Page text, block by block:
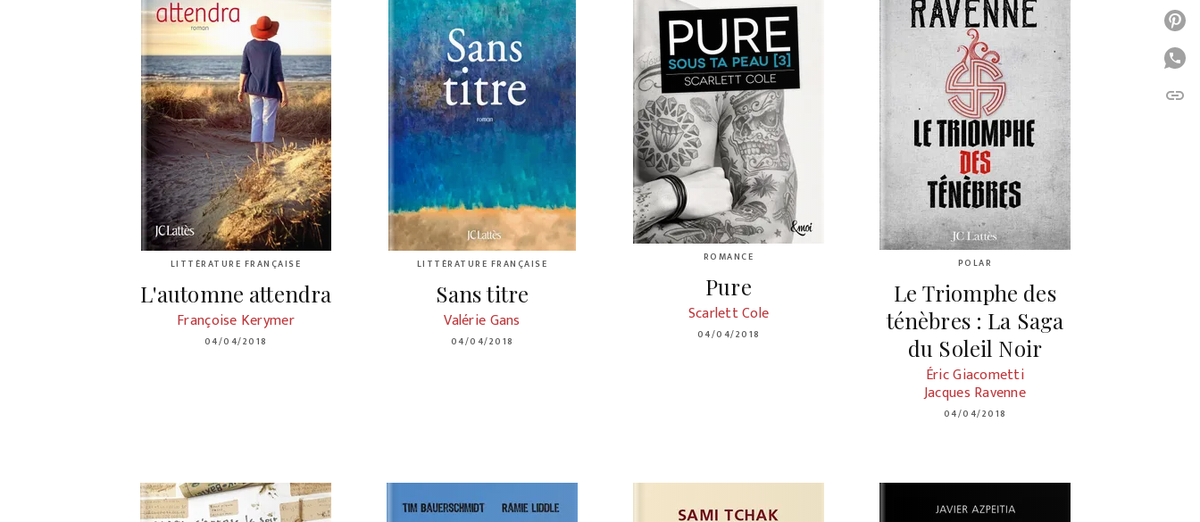
LITTÉRATURE FRANÇAISE
L'automne attendra
Françoise Kerymer
04/04/2018
LITTÉRATURE FRANÇAISE
Sans titre
Valérie Gans
04/04/2018
ROMANCE
Pure
Scarlett Cole
04/04/2018
POLAR
Le Triomphe des
ténèbres : La Saga
du Soleil Noir
Éric Giacometti
Jacques Ravenne
04/04/2018
link